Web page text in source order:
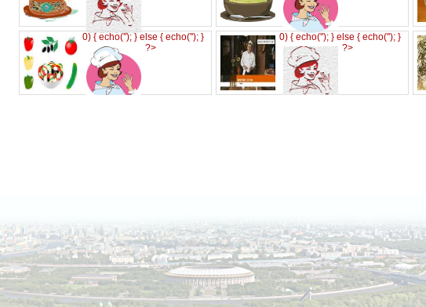
0) { echo(''); } else { echo(''); }
?>
0) { echo(''); } else { echo(''); }
?>